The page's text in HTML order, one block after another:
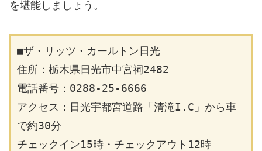
を堪能しましょう。
■ザ・リッツ・カールトン日光
住所：栃木県日光市中宮祠2482
電話番号：0288-25-6666
アクセス：日光宇都宮道路「清滝I.C」から車
で約30分
チェックイン15時・チェックアウト12時